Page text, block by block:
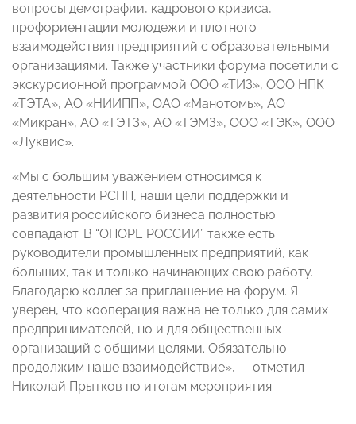
вопросы демографии, кадрового кризиса,
профориентации молодежи и плотного
взаимодействия предприятий с образовательными
организациями. Также участники форума посетили с
экскурсионной программой ООО «ТИЗ», ООО НПК
«ТЭТА», АО «НИИПП», ОАО «Манотомь», АО
«Микран», АО «ТЭТЗ», АО «ТЭМЗ», ООО «ТЭК», ООО
«Луквис».
«Мы с большим уважением относимся к
деятельности РСПП, наши цели поддержки и
развития российского бизнеса полностью
совпадают. В “ОПОРЕ РОССИИ” также есть
руководители промышленных предприятий, как
больших, так и только начинающих свою работу.
Благодарю коллег за приглашение на форум. Я
уверен, что кооперация важна не только для самих
предпринимателей, но и для общественных
организаций с общими целями. Обязательно
продолжим наше взаимодействие», — отметил
Николай Прытков по итогам мероприятия.